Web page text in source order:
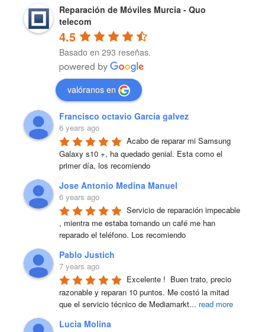
Reparación de Móviles Murcia - Quo
telecom
4.5
Basado en 293 reseñas.
valóranos en
Francisco octavio Garcia galvez
6 years ago
Acabo de reparar mi Samsung
Galaxy s10 +, ha quedado genial. Esta como el
primer día, los recomiendo
Jose Antonio Medina Manuel
6 years ago
Servicio de reparación impecable
, mientra me estaba tomando un café me han
reparado el teléfono. Los recomiendo
Pablo Justich
7 years ago
Excelente !  Buen trato, precio
razonable y reparan 10 puntos. Me costó la mitad
que el servicio técnico de Mediamarkt... read more
Lucia Molina